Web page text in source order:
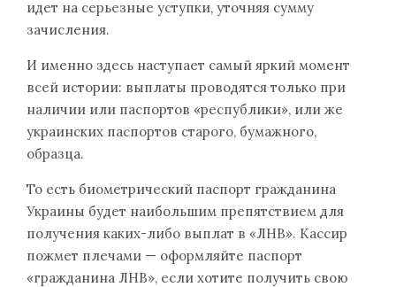
идет на серьезные уступки, уточняя сумму
зачисления.
И именно здесь наступает самый яркий момент
всей истории: выплаты проводятся только при
наличии или паспортов «республики», или же
украинских паспортов старого, бумажного,
образца.
То есть биометрический паспорт гражданина
Украины будет наибольшим препятствием для
получения каких-либо выплат в «ЛНВ». Кассир
пожмет плечами — оформляйте паспорт
«гражданина ЛНВ», если хотите получить свою